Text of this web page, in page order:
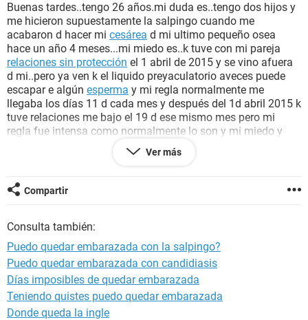
SEXUALIDAD
GLOSARIO
Buenas tardes..tengo 26 años.mi duda es..tengo dos hijos y
me hicieron supuestamente la salpingo cuando me
acabaron d hacer mi cesárea d mi ultimo pequeño osea
hace un año 4 meses...mi miedo es..k tuve con mi pareja
relaciones sin protección el 1 abril de 2015 y se vino afuera
d mi..pero ya ven k el liquido preyaculatorio aveces puede
escapar e algún esperma y mi regla normalmente me
llegaba los días 11 d cada mes y después del 1d abril 2015 k
tuve relaciones me bajo el 19 d ese mismo mes pero mi
regla fue intensa como normalmente lo son y mi miedo y
duda es si puedo quedar embarazada aun teniendo la
operación salpingo?aparte pues traigo mi olfato muy fuerte
anoche en cuanto me termine d fumar mi cigarro por la
noche me metí al baño a lavarme dientes pero con
quiero mas hijos...soy mama soltera aúntenga ppareja no
estable...les agradecería k me orientaran mejor...les
agradezco...
Ver más
Compartir
Consulta también:
Puedo quedar embarazada con la salpingo?
Puedo quedar embarazada con candidiasis
Días imposibles de quedar embarazada
Teniendo quistes puedo quedar embarazada
Donde queda la ingle